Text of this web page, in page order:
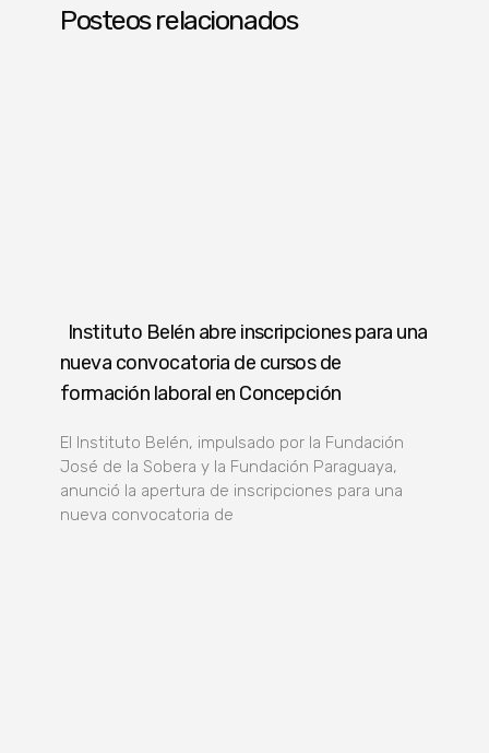
Posteos relacionados
Instituto Belén abre inscripciones para una
nueva convocatoria de cursos de
formación laboral en Concepción
El Instituto Belén, impulsado por la Fundación
José de la Sobera y la Fundación Paraguaya,
anunció la apertura de inscripciones para una
nueva convocatoria de